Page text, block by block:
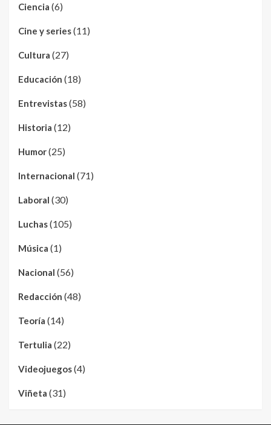
Ciencia (6)
Cine y series(11)
Cultura (27)
Educación (18)
Entrevistas(58)
Historia (12)
Humor(25)
Internacional (71)
Laboral (30)
Luchas(105)
Música (1)
Nacional (56)
Redacción (48)
Teoría (14)
Tertulia (22)
Videojuegos(4)
Viñeta (31)